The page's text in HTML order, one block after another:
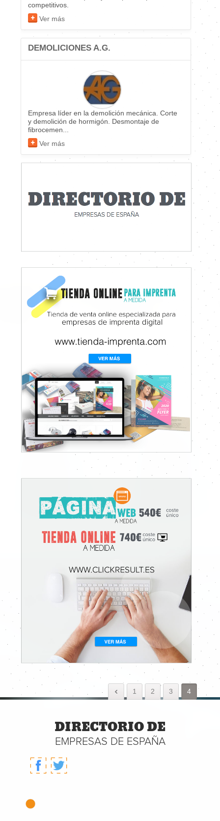
competitivos.
Ver más
DEMOLICIONES A.G.
Empresa líder en la demolición mecánica. Corte
y demolición de hormigón. Desmontaje de
fibrocemen...
Ver más
1 2 3 4
DIRECTORIO DE
EMPRESAS DE ESPAÑA